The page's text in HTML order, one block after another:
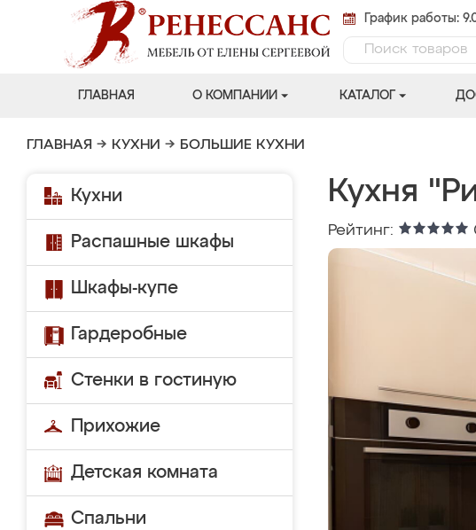
График работы:
ГЛАВНАЯ О КОМПАНИИ КАТАЛОГ
ГЛАВНАЯ → КУХНИ → БОЛЬШИЕ КУХНИ
Кухни
Распашные шкафы
Шкафы-купе
Гардеробные
Стенки в гостиную
Прихожие
Детская комната
Спальни
Кухня
Рейтинг: